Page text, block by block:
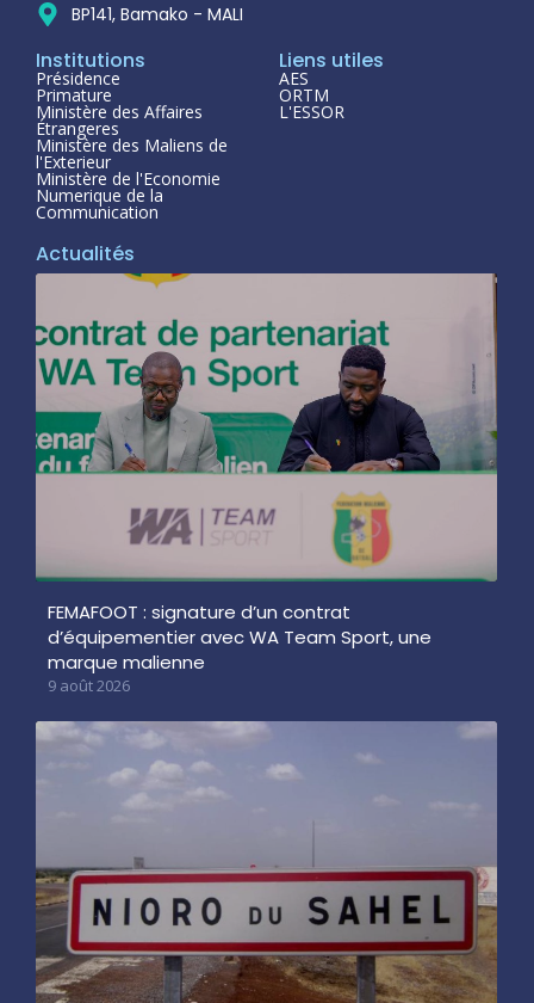
BP141, Bamako - MALI
Institutions
Présidence
Primature
Ministère des Affaires
Étrangeres
Ministère des Maliens de
l'Exterieur
Ministère de l'Economie
Numerique de la
Communication
Liens utiles
AES
ORTM
L'ESSOR
Actualités
FEMAFOOT : signature d’un contrat
d’équipementier avec WA Team Sport, une
marque malienne
9 août 2026